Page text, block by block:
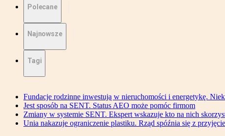
Polecane
Najnowsze
Tagi
Fundacje rodzinne inwestują w nieruchomości i energetykę.
Jest sposób na SENT. Status AEO może pomóc firmom
Zmiany w systemie SENT. Ekspert wskazuje kto na nich
Unia nakazuje ograniczenie plastiku. Rząd spóźnia się z